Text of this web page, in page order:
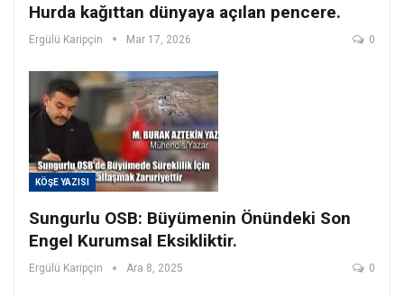
Hurda kağıttan dünyaya açılan pencere.
Ergülü Karipçin Mar 17, 2026 0
KÖŞE YAZISI
Sungurlu OSB: Büyümenin Önündeki Son
Engel Kurumsal Eksikliktir.
Ergülü Karipçin Ara 8, 2025 0